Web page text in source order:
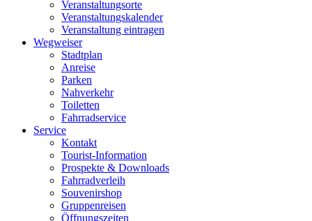
Veranstaltungsorte
Veranstaltungskalender
Veranstaltung eintragen
Wegweiser
Stadtplan
Anreise
Parken
Nahverkehr
Toiletten
Fahrradservice
Service
Kontakt
Tourist-Information
Prospekte & Downloads
Fahrradverleih
Souvenirshop
Gruppenreisen
Öffnungszeiten